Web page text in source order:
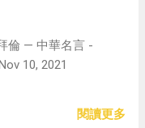
倫 — 中華名言 -
10, 2021
閱讀更多